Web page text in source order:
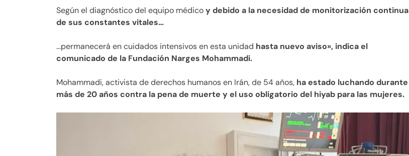
Según el diagnóstico del equipo médicoy debido a la necesidad de monitorización continua
de sus constantes vitales…
…permanecerá en cuidados intensivos en esta unidad hasta nuevo aviso», indica el
comunicado de la Fundación Narges Mohammadi.
Mohammadi, activista de derechos humanos en Irán, de 54 años, ha estado luchando durante
más de 20 años contra la pena de muerte y el uso obligatorio del hiyab para las mujeres.